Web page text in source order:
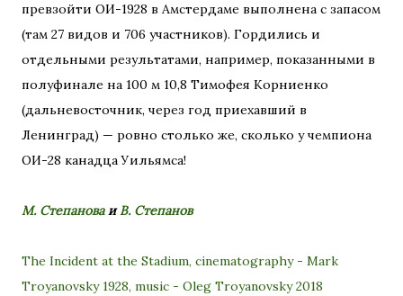
превзойти ОИ-1928 в Амстердаме выполнена с запасом
(там 27 видов и 706 участников). Гордились и
отдельными результатами, например, показанными в
полуфинале на 100 м 10,8 Тимофея Корниенко
(дальневосточник, через год приехавший в
Ленинград) — ровно столько же, сколько у чемпиона
ОИ-28 канадца Уильямса!
М. СтепановаиВ. Степанов
The Incident at the Stadium, cinematography - Mark
Troyanovsky 1928, music - Oleg Troyanovsky 2018